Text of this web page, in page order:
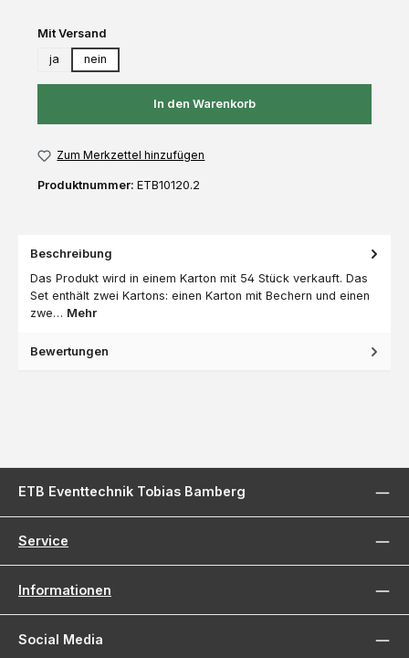
Mit Versand
ja
nein
In den Warenkorb
Zum Merkzettel hinzufügen
Produktnummer: ETB10120.2
Beschreibung
Das Produkt wird in einem Karton mit 54 Stück verkauft. Das
Set enthält zwei Kartons: einen Karton mit Bechern und einen
zwe… Mehr
Bewertungen
ETB Eventtechnik Tobias Bamberg
Service
Informationen
Social Media